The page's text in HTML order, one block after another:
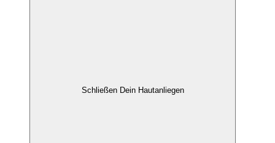
Schließen Dein Hautanliegen